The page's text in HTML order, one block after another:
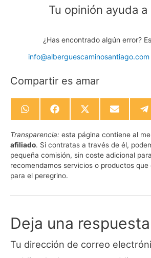
Tu opinión ayuda
¿Has encontrado algún error?
info@alberguescaminosantiago.com
Compartir es amar
Compartir
en
WhatsApp
Compartir
en
Facebook
Compartir
en
X
(Twitter)
en
Email
Transparencia: esta página contiene al
afiliado. Si contratas a través de él,
pequeña comisión, sin coste adicional
recomendamos servicios o productos
para el peregrino.
Deja una respuesta
Tu dirección de correo